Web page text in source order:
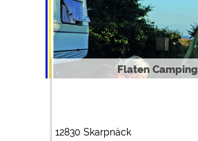
Flaten Camping
12830 Skarpnäck